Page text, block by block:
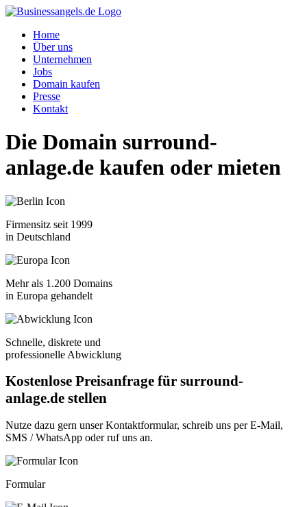
Home
Über uns
Unternehmen
Jobs
Domain kaufen
Presse
Kontakt
Die Domain surround-
anlage.de kaufen oder mieten
Firmensitz seit 1999
in Deutschland
Mehr als 1.200 Domains
in Europa gehandelt
Schnelle, diskrete und
professionelle Abwicklung
Kostenlose Preisanfrage für surround-
anlage.de stellen
Nutze dazu gern unserKontaktformular, schreib uns perE-Mail,
SMS / WhatsApp oderruf uns an.
Formular